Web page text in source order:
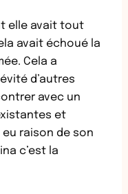
elle avait tout
avait échoué la
Cela a
d’autres
avec un
et
raison de son
c’est la